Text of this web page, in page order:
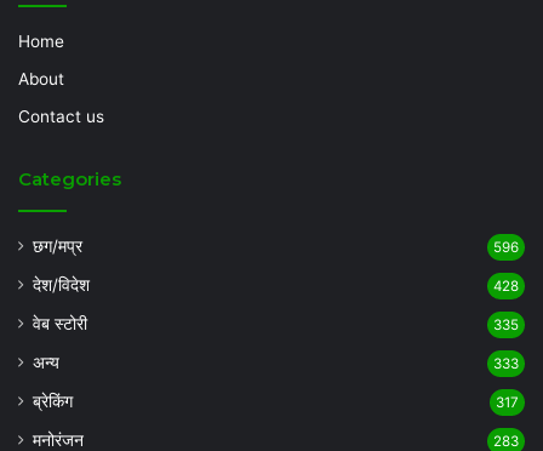
Home
About
Contact us
Categories
छग/मप्र 596
देश/विदेश 428
वेब स्टोरी 335
अन्य 333
ब्रेकिंग 317
मनोरंजन 283